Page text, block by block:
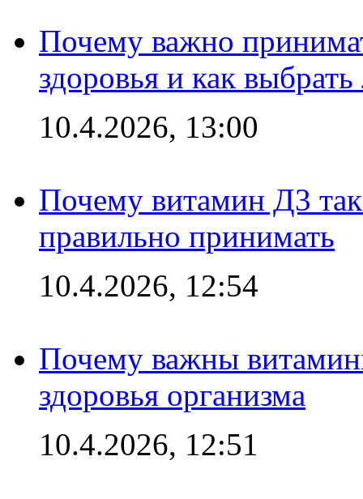
Почему важно
здоровья и как
10.4.2026, 13:00
Почему витамин Д3 так
правильно принимать
10.4.2026, 12:54
Почему важны
здоровья организма
10.4.2026, 12:51